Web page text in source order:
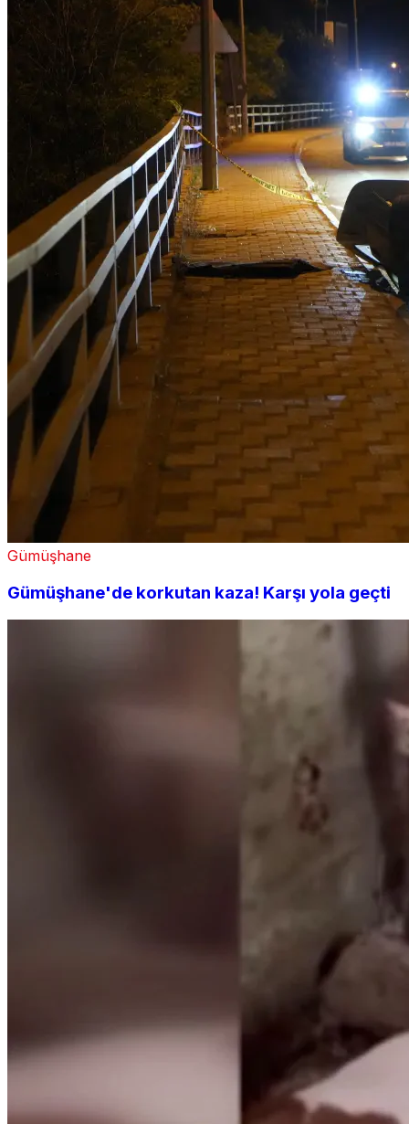
Gümüşhane
Gümüşhane'de korkutan kaza! Karşı yola geçti